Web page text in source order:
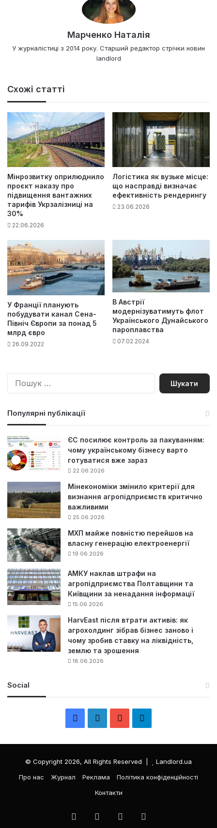
Марченко Наталія
У журналістиці з 2014 року. Старший редактор стрічки новин
landlord
Схожі статті
Мінрозвитку оприлюднило
проєкт наказу про
підвищення вантажних
тарифів Укрзалізниці на
30%
22.06.2026
Логістика як вузьке місце:
що насправді визначає
ефективність рендерингу
23.06.2026
У Франції планують
побудувати канал Сена-
Північ Європи за понад 5
млрд євро
26.09.2022
В Австрії
модернізуватимуть флот
Українського Дунайського
пароплавства
07.02.2024
П
Популярні публікації
ЄС посилює контроль за пакуванням:
чому українському бізнесу варто
готуватися вже зараз
22.06.2026
Мінекономіки змінило критерії для
визнання агропідприємств критично
важливими
25.06.2026
МХП майже повністю перейшов на
власну генерацію електроенергії
19.06.2026
АМКУ наклав штрафи на
агропідприємства Полтавщини та
Київщини за ненадання інформації
15.06.2026
HarvEast після втрати активів: як
агрохолдинг зібрав бізнес заново і
чому зробив ставку на ліквідність,
землю та зрошення
18.06.2026
Social
c
e
n
k
e
T
л
е
р
© Copyright 2026, All Rights Reserved |
Landlord.ua
Про нас
Журнал Реклама
Політика конфіденційності
Контакти
FacebookLinkedInYouTube